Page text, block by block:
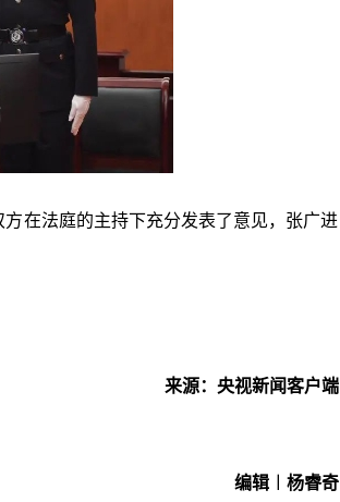
在法庭的主持下充分发表了意见，张广进
来源：央视新闻客户端
编辑︱杨睿奇